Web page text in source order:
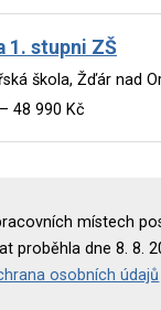
1. stupni ZŠ
škola, Žďár nad
48 990 Kč
místech
proběhla dne 8. 8.
osobních údajů